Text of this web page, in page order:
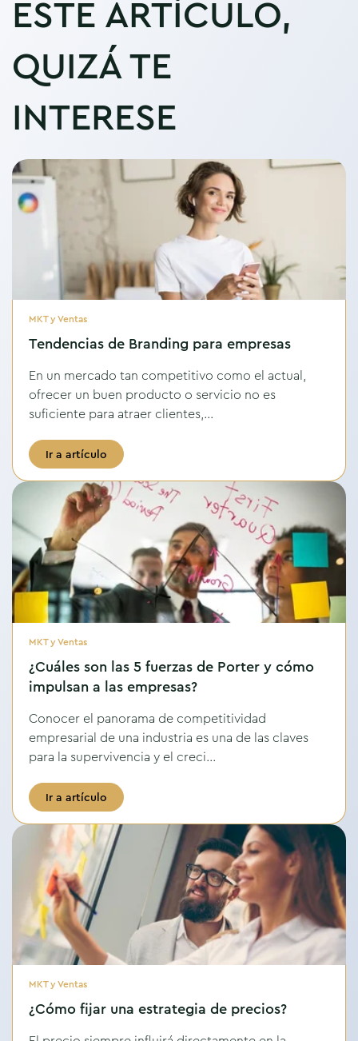
ESTE ARTÍCULO,
QUIZÁ TE
INTERESE
MKT y Ventas
Tendencias de Branding para empresas
En un mercado tan competitivo como el actual,
ofrecer un buen producto o servicio no es
suficiente para atraer clientes,...
Ir a artículo
MKT y Ventas
¿Cuáles son las 5 fuerzas de Porter y cómo
impulsan a las empresas?
Conocer el panorama de competitividad
empresarial de una industria es una de las claves
para la supervivencia y el creci...
Ir a artículo
MKT y Ventas
¿Cómo fijar una estrategia de precios?